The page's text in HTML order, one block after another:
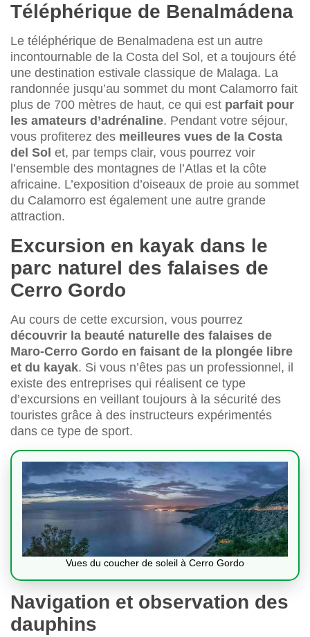
Téléphérique de Benalmádena
Le téléphérique de Benalmadena est un autre
incontournable de la Costa del Sol, et a toujours été
une destination estivale classique de Malaga. La
randonnée jusqu’au sommet du mont Calamorro fait
plus de 700 mètres de haut, ce qui est parfait pour
les amateurs d’adrénaline. Pendant votre séjour,
vous profiterez des meilleures vues de la Costa
del Sol et, par temps clair, vous pourrez voir
l’ensemble des montagnes de l’Atlas et la côte
africaine. L’exposition d’oiseaux de proie au sommet
du Calamorro est également une autre grande
attraction.
Excursion en kayak dans le
parc naturel des falaises de
Cerro Gordo
Au cours de cette excursion, vous pourrez
découvrir la beauté naturelle des falaises de
Maro-Cerro Gordo en faisant de la plongée libre
et du kayak. Si vous n’êtes pas un professionnel, il
existe des entreprises qui réalisent ce type
d’excursions en veillant toujours à la sécurité des
touristes grâce à des instructeurs expérimentés
dans ce type de sport.
Vues du coucher de soleil à Cerro Gordo
Navigation et observation des
dauphins